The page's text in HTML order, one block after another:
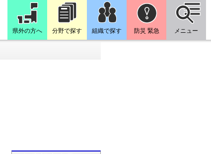
県外の方へ 分野で探す 組織で探す 防災 緊急 メニュー